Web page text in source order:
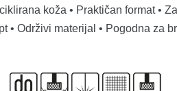
koža • Praktičan format •
• Održivi materijal • Pogodna za